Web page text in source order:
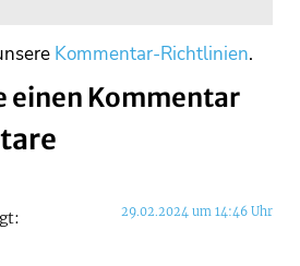
Kommentar-Richtlinien.
einen Kommentar
29.02.2024 um 14:46 Uhr